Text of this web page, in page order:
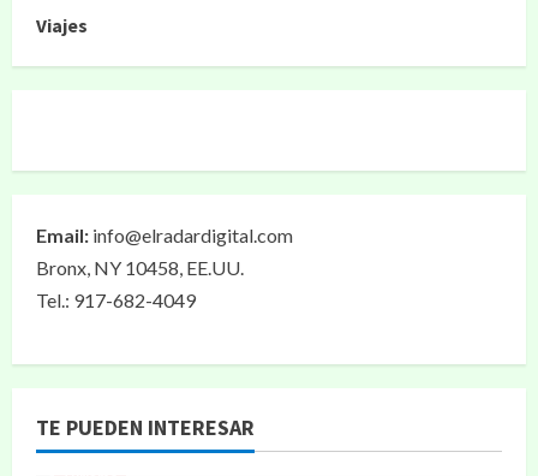
Viajes
Email: info@elradardigital.com
Bronx, NY 10458, EE.UU.
Tel.: 917-682-4049
TE PUEDEN INTERESAR